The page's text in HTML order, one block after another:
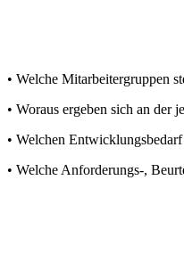
• Welche Mitarbeitergruppen
• Woraus ergeben sich an der
• Welchen
• Welche Anforderungs-,